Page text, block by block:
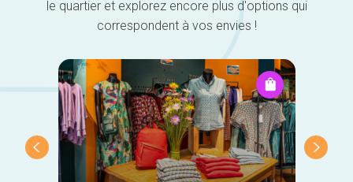
le quartier et explorez encore plus d'options qui
correspondent à vos envies !